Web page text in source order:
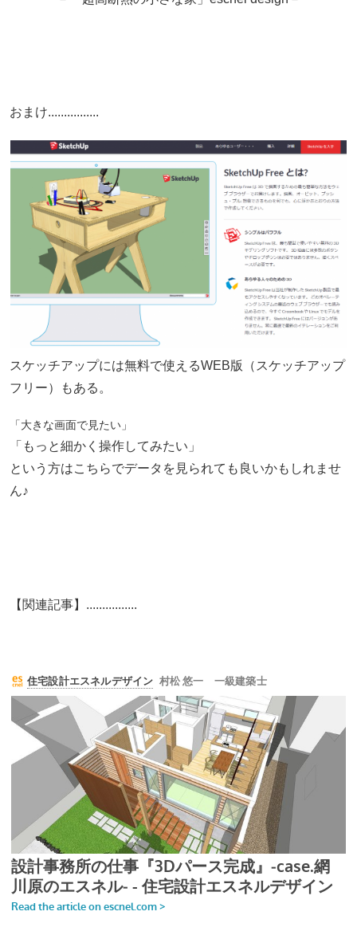
おまけ................
スケッチアップには無料で使えるWEB版（スケッチアップ
フリー）もある。
「大きな画面で見たい」
「もっと細かく操作してみたい」
という方はこちらでデータを見られても良いかもしれませ
ん♪
【関連記事】................